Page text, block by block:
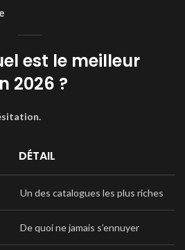
est le meilleur
2026 ?
DÉTAIL
Un des catalogues les plus riches
De quoi ne jamais s’ennuyer